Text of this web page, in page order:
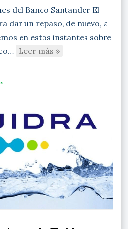
del Banco Santander El
dar un repaso, de nuevo, a
en estos instantes sobre
Leer más »